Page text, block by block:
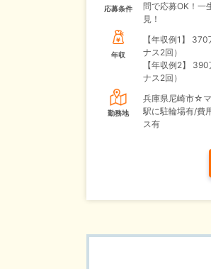
応募条件
問で応募OK！一
見！
年収
【年収例1】
370
ナス2回）
【年収例2】
390
ナス2回）
勤務地
兵庫県尼崎市☆
駅に駐輪場有/費
ス有